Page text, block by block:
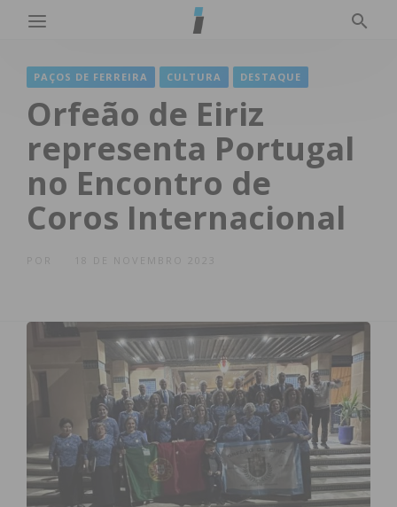
PAÇOS DE FERREIRA CULTURA DESTAQUE
Orfeão de Eiriz
representa Portugal
no Encontro de
Coros Internacional